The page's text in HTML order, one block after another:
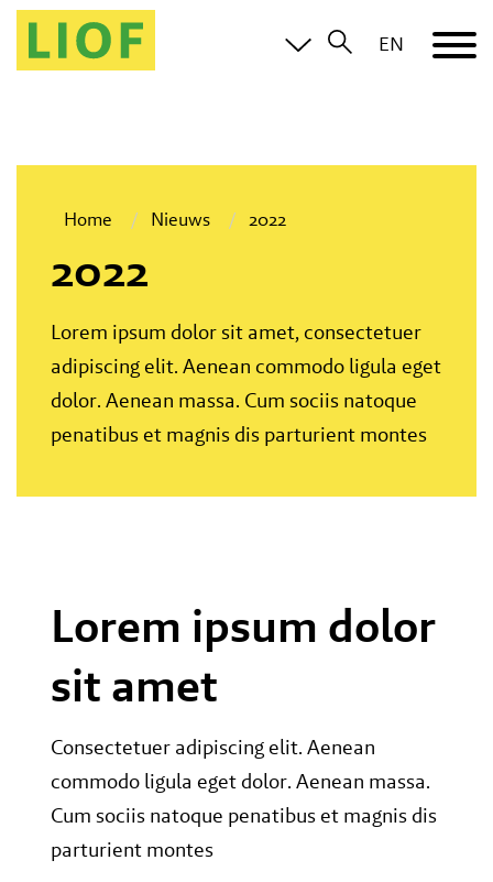
EN
Home Nieuws 2022
2022
Lorem ipsum dolor sit amet, consectetuer
adipiscing elit. Aenean commodo ligula eget
dolor. Aenean massa. Cum sociis natoque
penatibus et magnis dis parturient montes
Lorem ipsum dolor
sit amet
Consectetuer adipiscing elit. Aenean
commodo ligula eget dolor. Aenean massa.
Cum sociis natoque penatibus et magnis dis
parturient montes